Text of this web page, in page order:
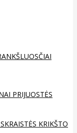
PRIJUOSTĖS
KRIKŠTO